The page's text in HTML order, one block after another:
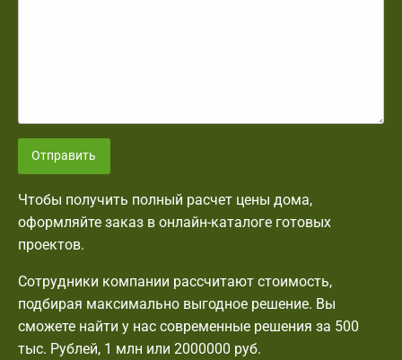
Отправить
Чтобы получить полный расчет цены дома,
оформляйте заказ в онлайн-каталоге готовых
проектов.
Сотрудники компании рассчитают стоимость,
подбирая максимально выгодное решение. Вы
сможете найти у нас современные решения за 500
тыс. Рублей, 1 млн или 2000000 руб.